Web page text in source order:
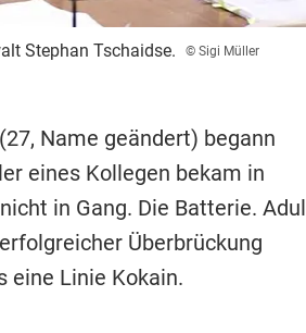
Stephan Tschaidse. © Sigi Müller
Name geändert) begann
eines Kollegen bekam in
in Gang. Die Batterie. Adul
Überbrückung
eine Linie Kokain.